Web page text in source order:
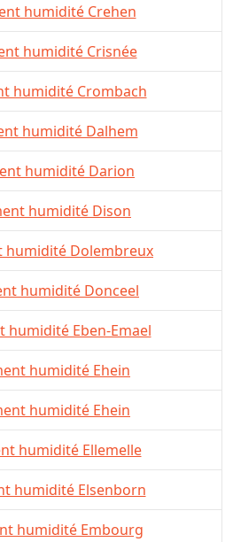
humidité Crehen
humidité Crisnée
humidité Crombach
humidité Dalhem
humidité Darion
humidité Dison
humidité Dolembreux
humidité Donceel
humidité Eben-Emael
humidité Ehein
humidité Ehein
humidité Ellemelle
humidité Elsenborn
humidité Embourg